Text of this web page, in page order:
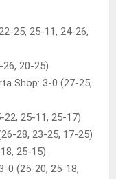
25, 25-11, 24-26,
20-25)
Shop: 3-0 (27-25,
22, 25-11, 25-17)
28, 23-25, 17-25)
25-15)
0 (25-20, 25-18,